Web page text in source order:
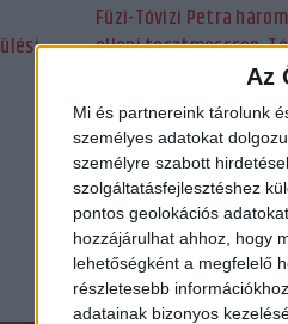
Az
Mi és partnereink tárolunk
személyes adatokat
személyre szabott
szolgáltatásfejlesztéshez
pontos geolokációs
hozzájárulhat ahhoz, hogy
lehetőségként a megfelelő
részletesebb
adatainak bizonyos
Füzi-Tóvizi Petra
elleni tesztmeccsen,
bemutatkozott a
BŐVEBBEN
« 1